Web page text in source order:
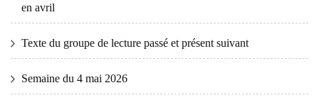
en avril
Texte du groupe de lecture passé et présent suivant
Semaine du 4 mai 2026